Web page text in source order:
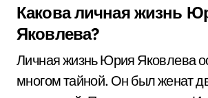
Какова личная жизнь
Яковлева?
Личная жизнь Юрия Яковлева
многом тайной. Он был женат